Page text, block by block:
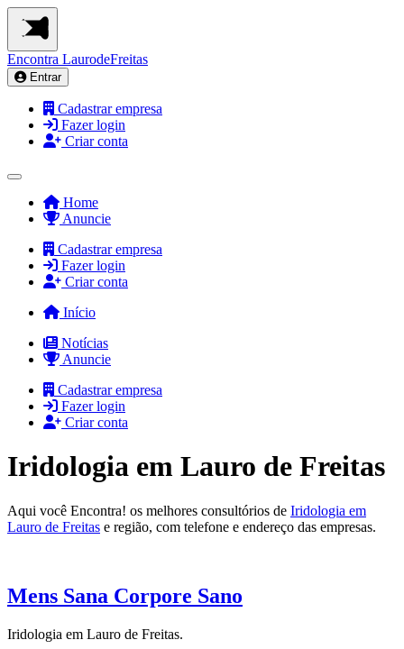
Encontra LaurodeFreitas
Entrar
Cadastrar empresa
Fazer login
Criar conta
Home
Anuncie
Cadastrar empresa
Fazer login
Criar conta
Início
Notícias
Anuncie
Cadastrar empresa
Fazer login
Criar conta
Iridologia em Lauro de Freitas
Aqui você Encontra! os melhores consultórios de Iridologia em
Lauro de Freitas e região, com telefone e endereço das empresas.
Mens Sana Corpore Sano
Iridologia em Lauro de Freitas.